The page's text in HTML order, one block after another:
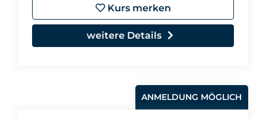
Kurs merken
weitere Details
ANMELDUNG MÖGLICH